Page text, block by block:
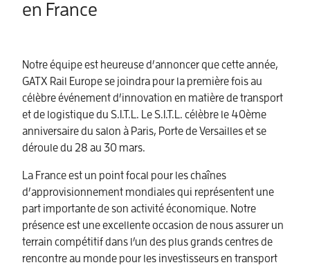
en France
Notre équipe est heureuse d’annoncer que cette année,
GATX Rail Europe se joindra pour la première fois au
célèbre événement d’innovation en matière de transport
et de logistique du S.I.T.L. Le S.I.T.L. célèbre le 40ème
anniversaire du salon à Paris, Porte de Versailles et se
déroule du 28 au 30 mars.
La France est un point focal pour les chaînes
d’approvisionnement mondiales qui représentent une
part importante de son activité économique. Notre
présence est une excellente occasion de nous assurer un
terrain compétitif dans l’un des plus grands centres de
rencontre au monde pour les investisseurs en transport